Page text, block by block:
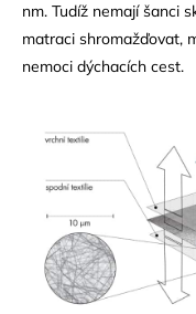
nm. Tudíž nemají šanci
matraci shromažďovat,
nemoci dýchacích cest.